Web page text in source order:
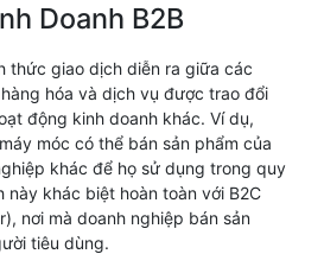
Doanh B2B
thức giao dịch diễn ra giữa các
hóa và dịch vụ được trao đổi
động kinh doanh khác. Ví dụ,
móc có thể bán sản phẩm của
khác để họ sử dụng trong quy
này khác biệt hoàn toàn với B2C
nơi mà doanh nghiệp bán sản
tiêu dùng.